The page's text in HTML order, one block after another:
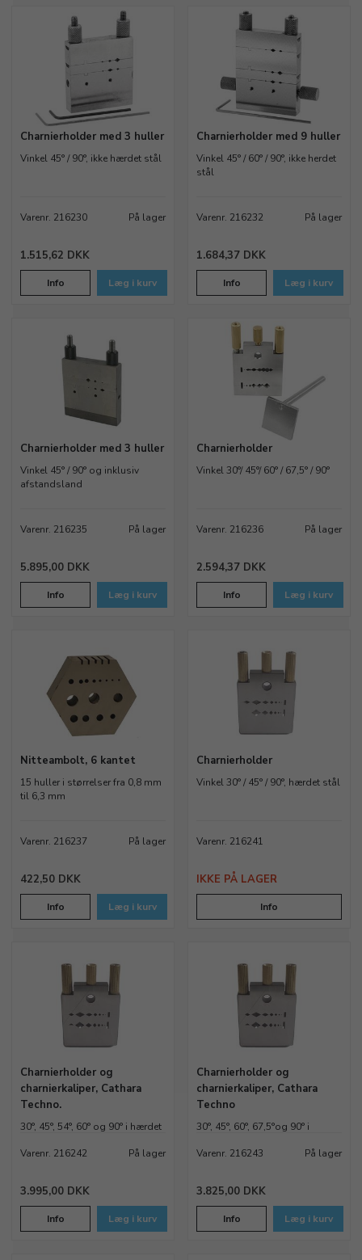
med disse værktøjer sammen med kursisterne,
og udvalget er til dels sammensat på baggrund
af disse erfaringer og kundernes
tilbagemeldinger.
Charnierholder med 3 huller
Vinkel 45° / 90°, ikke hærdet stål
Varenr. 216230 På lager
1.515,62 DKK
Info Læg i kurv
Charnierholder med 9 huller
Vinkel 45° / 60° / 90°, ikke herdet
stål
Varenr. 216232 På lager
1.684,37 DKK
Info Læg i kurv
Charnierholder med 3 huller
Vinkel 45° / 90° og inklusiv
afstandsland
Varenr. 216235 På lager
5.895,00 DKK
Info Læg i kurv
Charnierholder
Vinkel 30°/ 45°/ 60° / 67,5° / 90°
Varenr. 216236 På lager
2.594,37 DKK
Info Læg i kurv
Nitteambolt, 6 kantet
15 huller i størrelser fra 0,8 mm
til 6,3 mm
Varenr. 216237 På lager
422,50 DKK
Info Læg i kurv
Charnierholder
Vinkel 30° / 45° / 90°, hærdet stål
Varenr. 216241
IKKE PÅ LAGER
Info
Charnierholder og
charnierkaliper, Cathara
Techno.
30°, 45°, 54°, 60° og 90° i hærdet
Varenr. 216242
På lager
3.995,00 DKK
Info Læg i kurv
Charnierholder og
charnierkaliper, Cathara
Techno
30°, 45°, 60°, 67,5°og 90° i
Varenr. 216243
På lager
3.825,00 DKK
Info Læg i kurv